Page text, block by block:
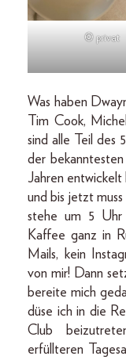
© privat
Was haben
Tim Cook,
sind alle Teil des
der
Jahren
und bis jetzt
stehe um 5 Uhr
Kaffee ganz in
Mails, kein
von mir! Dann
bereite mich
düse ich in die
Club
erfüllteren